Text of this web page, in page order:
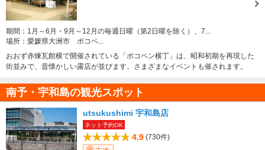
期間： 1月～6月・9月～12月の毎週日曜（第2日曜を除く）、7...
場所： 愛媛県大洲市 ポコペ...
おおず赤煉瓦館横で開催されている「ポコペン横丁」は、昭和初期を再現した
街並みで、昔懐かしい露店が並びます。さまざまなイベントも催されます。
南予・宇和島の観光スポット
utsukushimi 宇和島店
ネット予約OK
4.9 (730件)